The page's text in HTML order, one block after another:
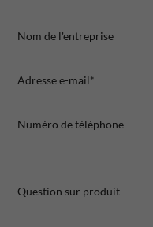
Nom de l'entreprise
Adresse e-mail*
Numéro de téléphone
Question sur produit